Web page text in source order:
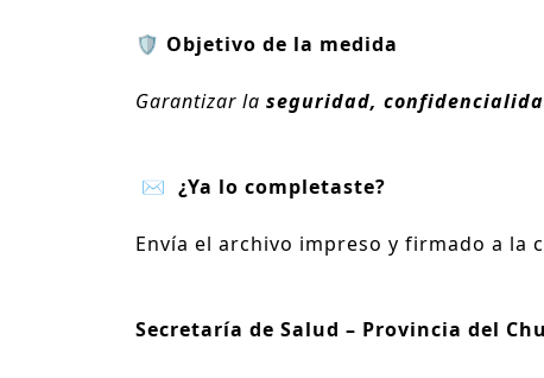
🛡️ Objetivo de la medida
Garantizar la seguridad,
✉️ ¿Ya lo completaste?
Envía el archivo impreso y firmado a la
Secretaría de Salud – Provincia del